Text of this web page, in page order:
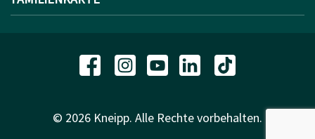
© 2026 Kneipp. Alle Rechte vorbehalten.